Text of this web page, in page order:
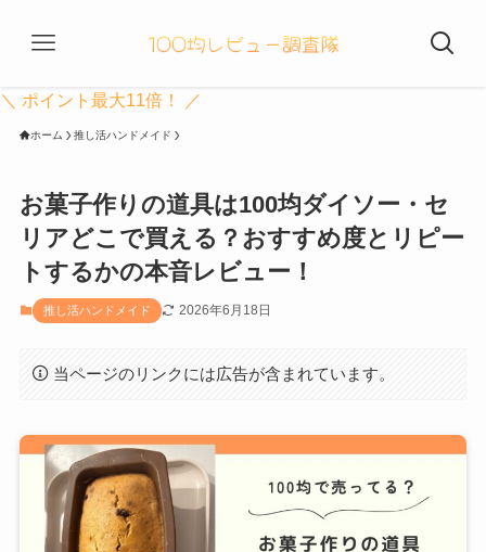
＼ ポイント最大11倍！ ／
ホーム 推し活ハンドメイド
お菓子作りの道具は100均ダイソー・セ
リアどこで買える？おすすめ度とリピー
トするかの本音レビュー！
推し活ハンドメイド 2026年6月18日
当ページのリンクには広告が含まれています。